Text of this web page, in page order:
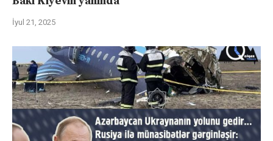
İyul 21, 2025